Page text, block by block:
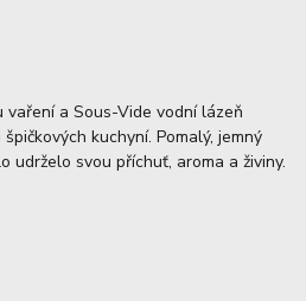
a Sous-Vide vodní lázeň
kuchyní. Pomalý, jemný
udrželo svou příchuť, aroma a živiny.